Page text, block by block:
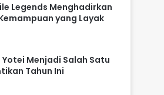
Legends Menghadirkan
yang Layak
Menjadi Salah Satu
Tahun Ini